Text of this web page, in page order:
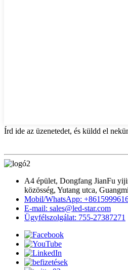
Írd ide az üzenetedet, és küldd el
A4 épület, Dongfang JianFu
közösség, Yutang utca,
Mobil/WhatsApp:
E-mail: sales@led-star.com
Ügyfélszolgálat: 755-27387271